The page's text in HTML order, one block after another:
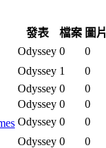
發表 檔案 圖片
Odyssey 0 0
Odyssey 1 0
Odyssey 0 0
Odyssey 0 0
Odyssey 0 0
Odyssey 0 0